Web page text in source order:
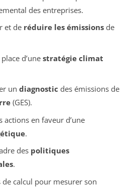
des entreprises.
et de réduire les émissionsde
d’une stratégie climat
un diagnostic des émissions de
(GES).
actions en faveur d’une
.
des politiques
.
de calcul pour mesurer son